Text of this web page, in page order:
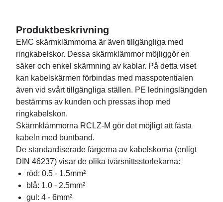
Produktbeskrivning
EMC skärmklämmorna är även tillgängliga med
ringkabelskor. Dessa skärmklämmor möjliggör en
säker och enkel skärmning av kablar. På detta viset
kan kabelskärmen förbindas med masspotentialen
även vid svårt tillgängliga ställen. PE ledningslängden
bestämms av kunden och pressas ihop med
ringkabelskon.
Skärmklämmorna RCLZ-M gör det möjligt att fästa
kabeln med buntband.
De standardiserade färgerna av kabelskorna (enligt
DIN 46237) visar de olika tvärsnittsstorlekarna:
röd: 0.5 - 1.5mm²
blå: 1.0 - 2.5mm²
gul: 4 - 6mm²